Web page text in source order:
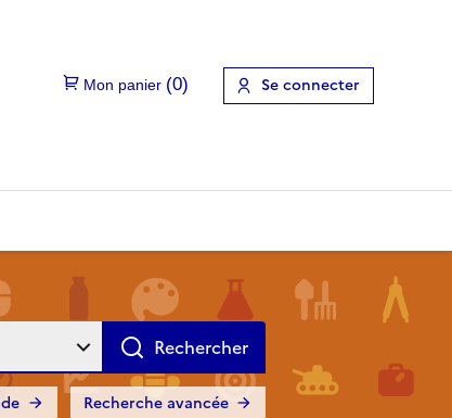
Se connecter
Recherche avancée